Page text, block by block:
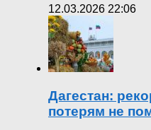
12.03.2026 22:06
Дагестан:
потерям не